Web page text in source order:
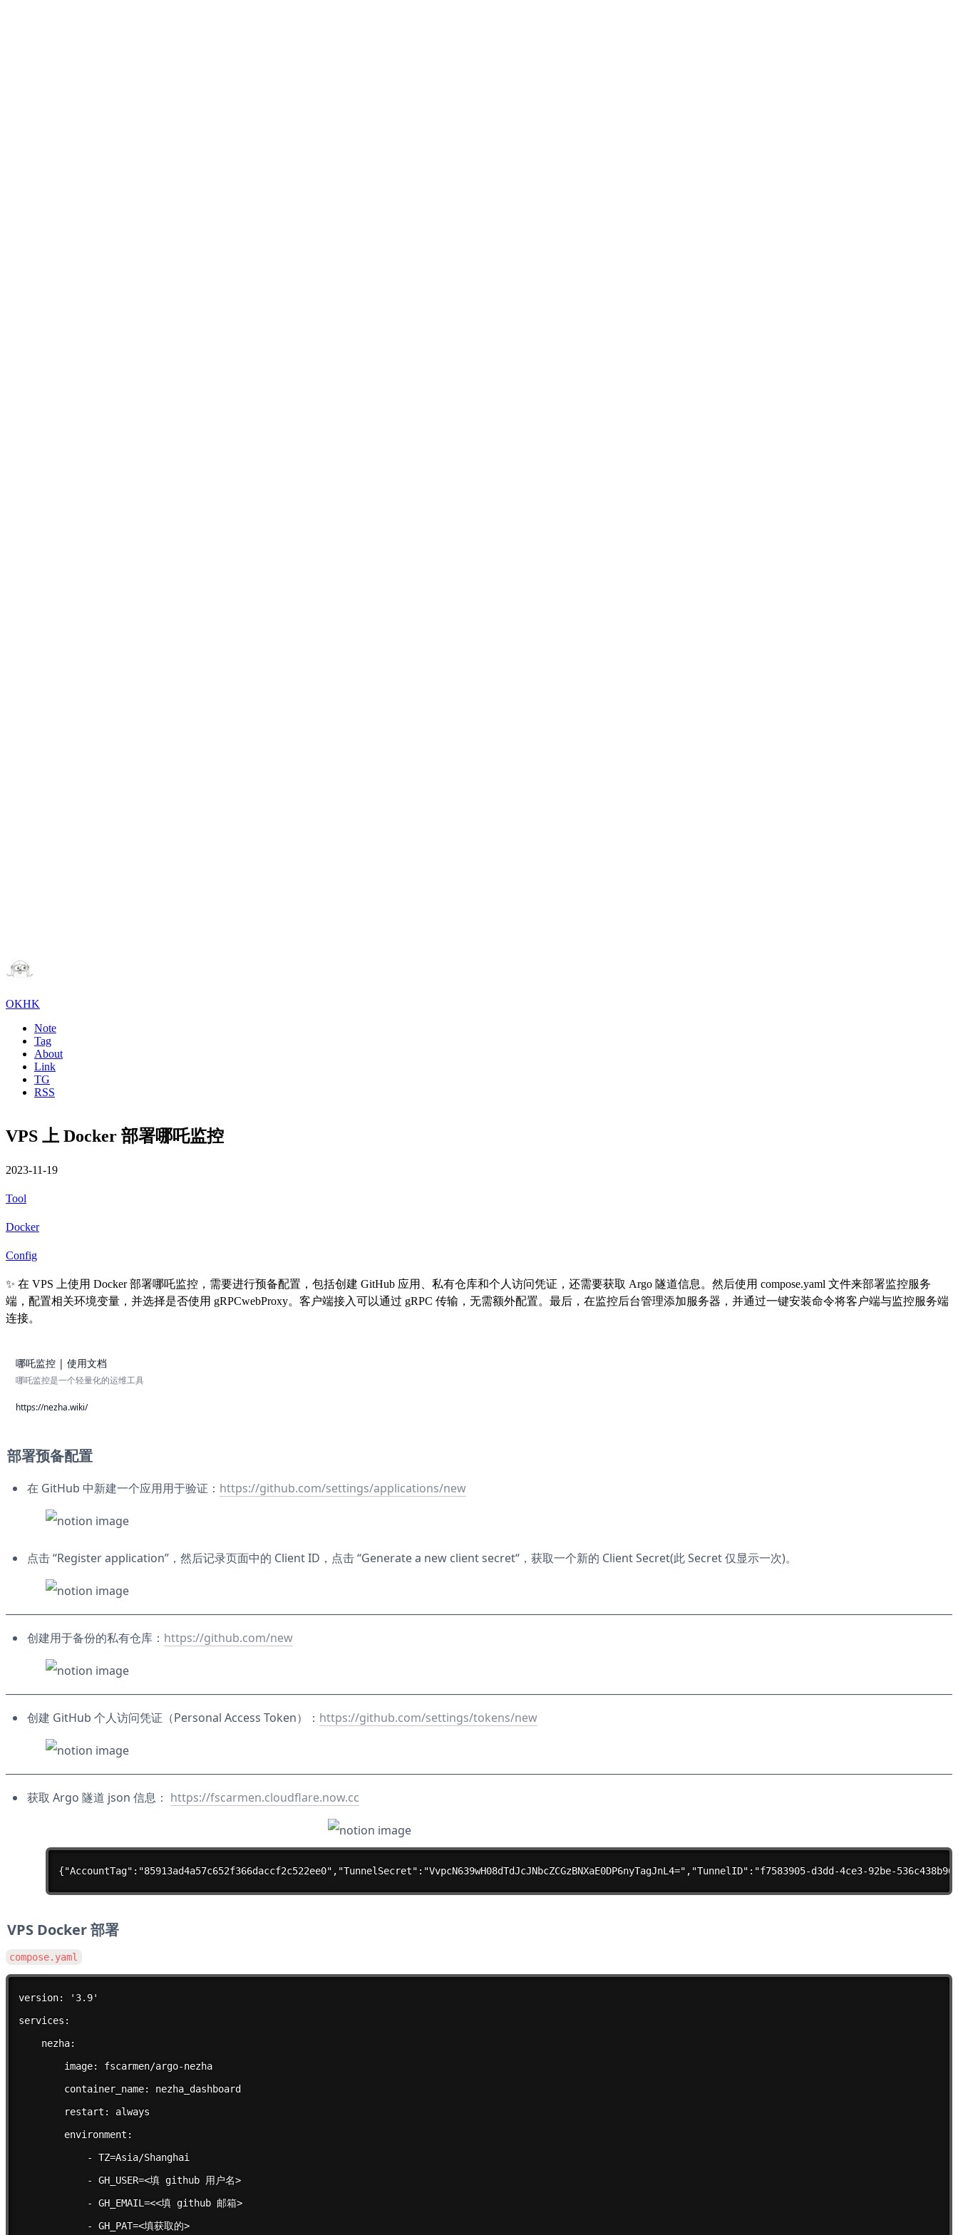
OKHK
Note
Tag
About
Link
TG
RSS
VPS 上 Docker 部署哪吒监控
2023-11-19
Tool
Docker
Config
✨ 在 VPS 上使用 Docker 部署哪吒监控，需要进行预备配置，包括创建 GitHub 应用、私有仓库和个人访问凭证，还需要获取 Argo 隧道信息。然后使用 compose.yaml 文件来部署监控服务
端，配置相关环境变量，并选择是否使用 gRPCwebProxy。客户端接入可以通过 gRPC 传输，无需额外配置。最后，在监控后台管理添加服务器，并通过一键安装命令将客户端与监控服务端
连接。
哪吒监控 | 使用文档
哪吒监控是一个轻量化的运维工具
https://nezha.wiki/
部署预备配置
在 GitHub 中新建一个应用用于验证： https://github.com/settings/applications/new
点击 “Register application”，然后记录页面中的 Client ID，点击 “Generate a new client secret“，获取一个新的 Client Secret(此 Secret 仅显示一次)。
创建用于备份的私有仓库： https://github.com/new
创建 GitHub 个人访问凭证（Personal Access Token）： https://github.com/settings/tokens/new
获取 Argo 隧道 json 信息： https://fscarmen.cloudflare.now.cc
{"AccountTag":"85913ad4a57c652f366daccf2c522ee0","TunnelSecret":"VvpcN639wH08dTdJcJNbcZCGzBNXaE0DP6nyTagJnL4=","TunnelID":"f7583905-d3dd-4ce3-92be-
VPS Docker 部署
compose.yaml
version: '3.9'
services:
    nezha:
        image: fscarmen/argo-nezha
        container_name: nezha_dashboard
        restart: always
        environment:
            - TZ=Asia/Shanghai
            - GH_USER=<填 github 用户名>
            - GH_EMAIL=<<填 github 邮箱>
            - GH_PAT=<填获取的>